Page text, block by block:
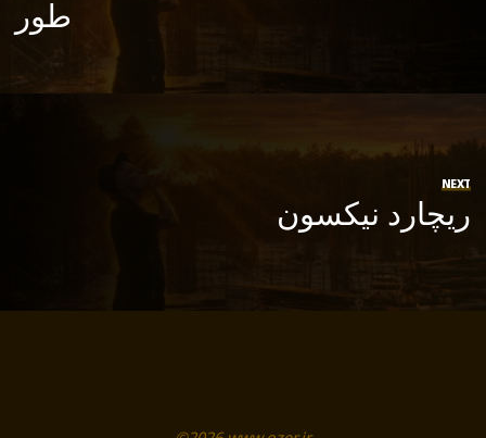
طور
NEXT
ریچارد نیکسون